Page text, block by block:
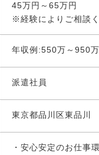
45万円～65万円
※経験によりご相談く
年収例:550万～950万
派遣社員
東京都品川区東品川
・安心安定のお仕事